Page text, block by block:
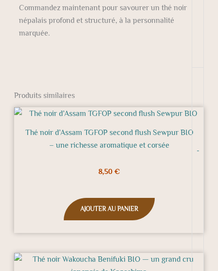
-
Commandez maintenant pour savourer un thé noir
népalais profond et structuré, à la personnalité
marquée.
Produits similaires
Thé noir d’Assam TGFOP second flush Sewpur BIO
– une richesse aromatique et corsée
8,50 €
AJOUTER AU PANIER
PlageCe